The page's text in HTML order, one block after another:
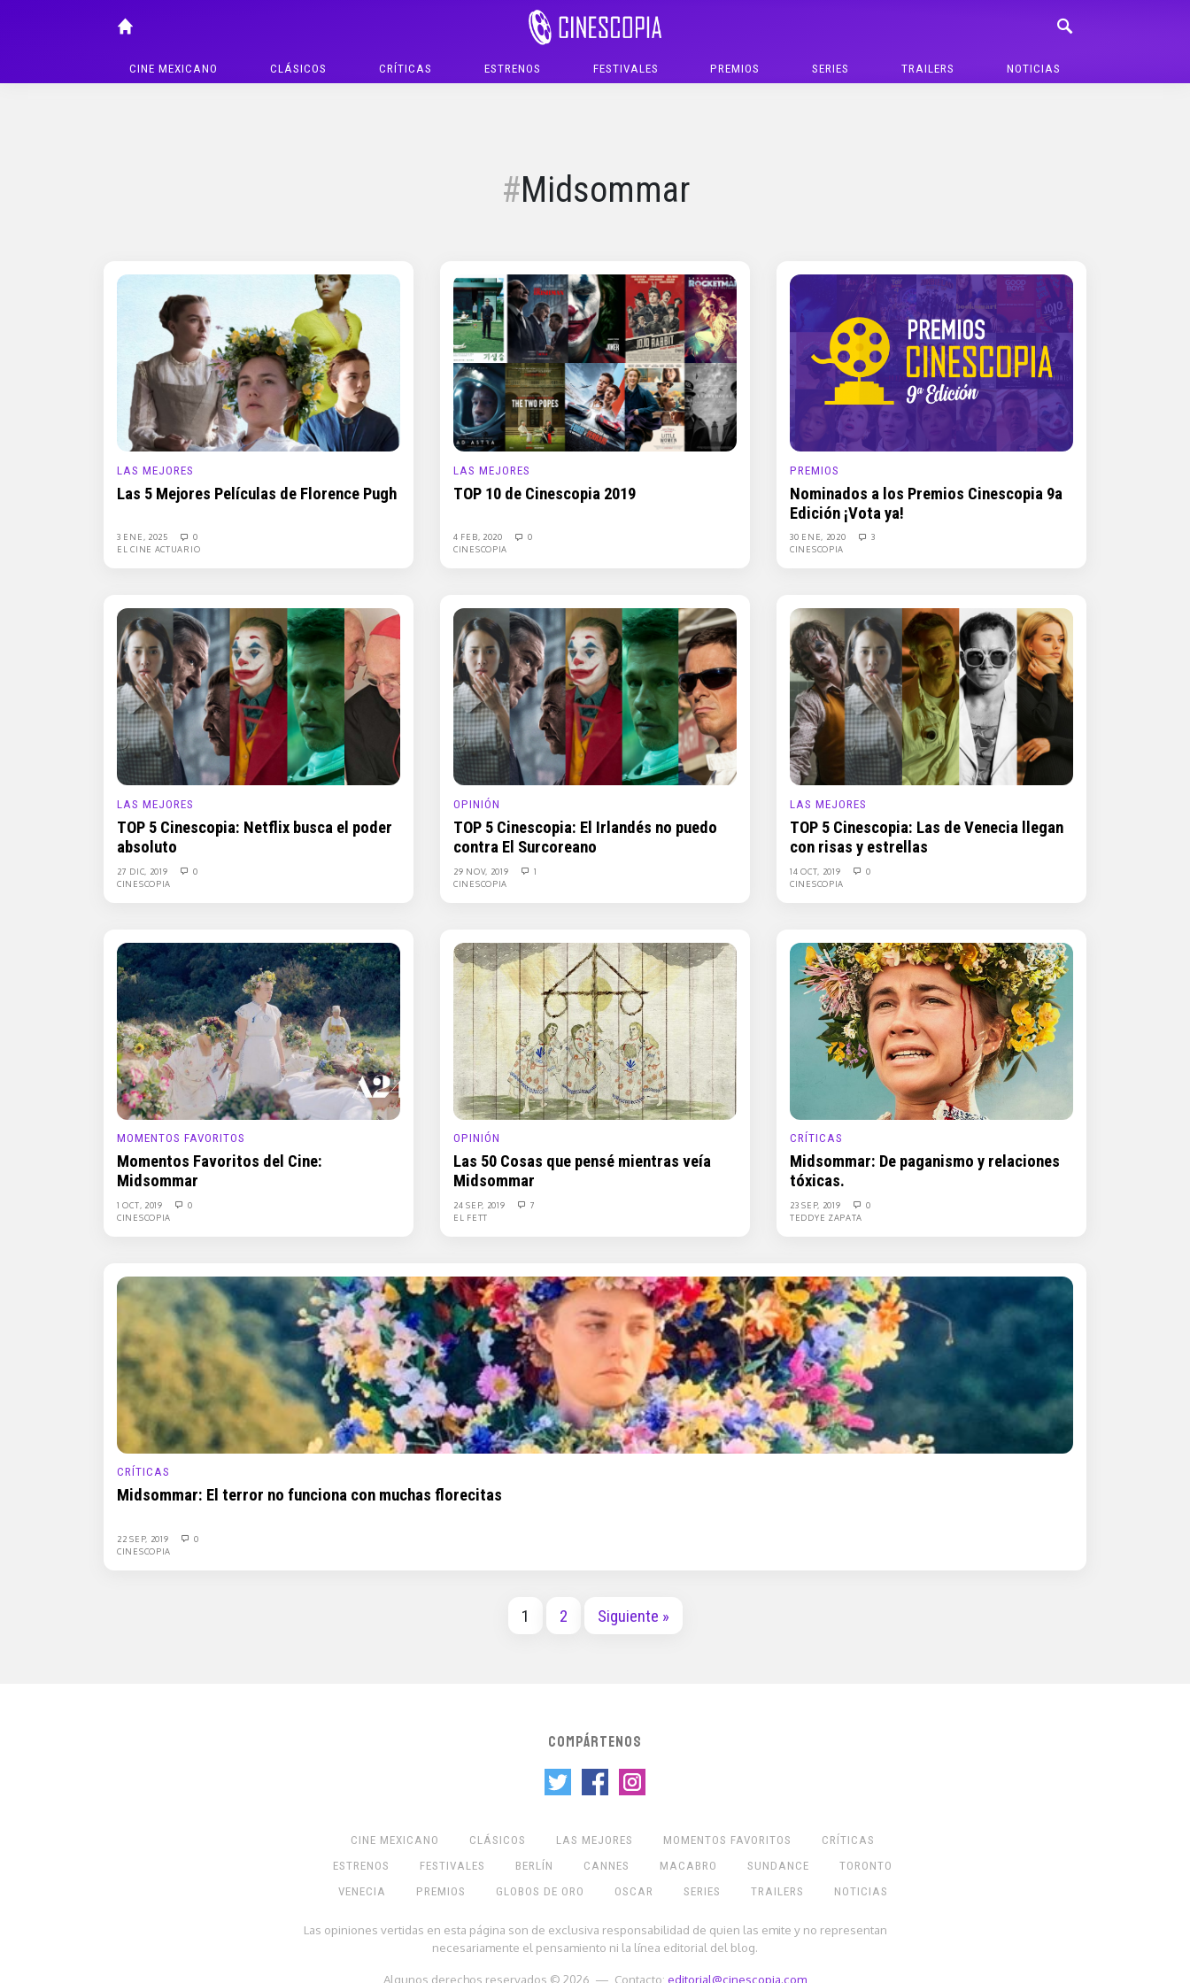
CINE MEXICANO CLÁSICOS CRÍTICAS ESTRENOS FESTIVALES PREMIOS SERIES TRAILERS NOTICIAS
Midsommar
LAS MEJORES
Las 5 Mejores Películas de Florence Pugh
3 ENE, 2025
0
EL CINE ACTUARIO
LAS MEJORES
TOP 10 de Cinescopia 2019
4 FEB, 2020
0
CINESCOPIA
PREMIOS
Nominados a los Premios Cinescopia 9a
Edición ¡Vota ya!
30 ENE, 2020
3
CINESCOPIA
LAS MEJORES
TOP 5 Cinescopia: Netflix busca el poder
absoluto
27 DIC, 2019
0
CINESCOPIA
OPINIÓN
TOP 5 Cinescopia: El Irlandés no puedo
contra El Surcoreano
29 NOV, 2019
1
CINESCOPIA
LAS MEJORES
TOP 5 Cinescopia: Las de Venecia llegan
con risas y estrellas
14 OCT, 2019
0
CINESCOPIA
MOMENTOS FAVORITOS
Momentos Favoritos del Cine:
Midsommar
1 OCT, 2019
0
CINESCOPIA
OPINIÓN
Las 50 Cosas que pensé mientras veía
Midsommar
24 SEP, 2019
7
EL FETT
CRÍTICAS
Midsommar: De paganismo y relaciones
tóxicas.
23 SEP, 2019
0
TEDDYE ZAPATA
CRÍTICAS
Midsommar: El terror no funciona con muchas florecitas
22 SEP, 2019
0
CINESCOPIA
1 2 Siguiente »
COMPÁRTENOS
CINE MEXICANO CLÁSICOS LAS MEJORES MOMENTOS FAVORITOS
CRÍTICAS
ESTRENOS
FESTIVALES BERLÍN CANNES MACABRO SUNDANCE
TORONTO
VENECIA
PREMIOS GLOBOS DE ORO OSCAR SERIES TRAILERS NOTICIAS
Las opiniones vertidas en esta página son de exclusiva responsabilidad de quien las emite y no representan
necesariamente el pensamiento ni la línea editorial del blog.
Algunos derechos reservados © 2026 — Contacto: editorial@cinescopia.com